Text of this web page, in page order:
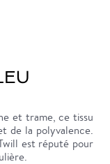
et trame, ce tissu
de la polyvalence.
est réputé pour